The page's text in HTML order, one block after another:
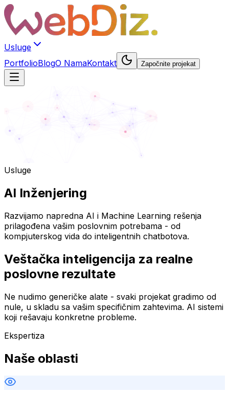
Usluge
PortfolioBlogO NamaKontakt Započnite projekat
Usluge
AI Inženjering
Razvijamo napredna AI i Machine Learning rešenja
prilagođena vašim poslovnim potrebama - od
kompjuterskog vida do inteligentnih chatbotova.
Veštačka inteligencija za realne
poslovne rezultate
Ne nudimo generičke alate - svaki projekat gradimo od
nule, u skladu sa vašim specifičnim zahtevima. AI sistemi
koji rešavaju konkretne probleme.
Ekspertiza
Naše oblasti